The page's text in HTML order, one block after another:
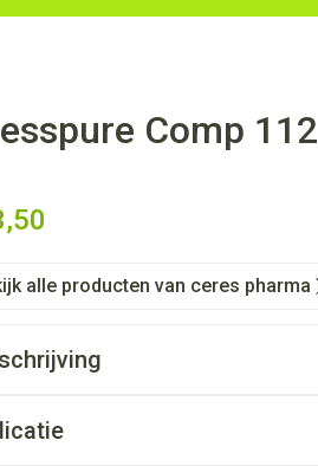
Comp 112
alle producten van ceres pharma